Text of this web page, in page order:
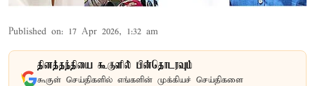
Published on: 17 Apr 2026, 1:32 am
தினத்தந்தியை கூகுளில் பின்தொடரவும்
கூகுள் செய்திகளில் எங்களின் முக்கியச் செய்திகளை